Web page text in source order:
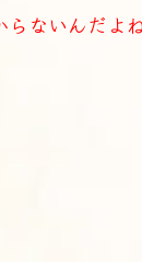
らないんだよ